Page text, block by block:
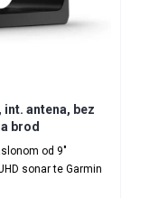
int. antena, bez
brod
od 9″
sonar te Garmin